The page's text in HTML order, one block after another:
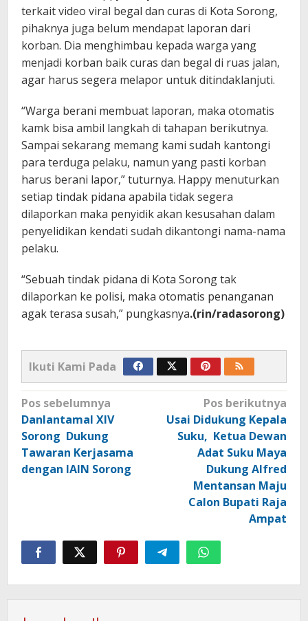
terkait video viral begal dan curas di Kota Sorong,
pihaknya juga belum mendapat laporan dari
korban. Dia menghimbau kepada warga yang
menjadi korban baik curas dan begal di ruas jalan,
agar harus segera melapor untuk ditindaklanjuti.
“Warga berani membuat laporan, maka otomatis
kamk bisa ambil langkah di tahapan berikutnya.
Sampai sekarang memang kami sudah kantongi
para terduga pelaku, namun yang pasti korban
harus berani lapor,” tuturnya. Happy menuturkan
setiap tindak pidana apabila tidak segera
dilaporkan maka penyidik akan kesusahan dalam
penyelidikan kendati sudah dikantongi nama-nama
pelaku.
“Sebuah tindak pidana di Kota Sorong tak
dilaporkan ke polisi, maka otomatis penanganan
agak terasa susah,” pungkasnya.(rin/radasorong)
Ikuti Kami Pada
Navigasi
pos
Pos sebelumnya
Danlantamal XIV
Sorong Dukung
Tawaran Kerjasama
dengan IAIN Sorong
Pos berikutnya
Usai Didukung Kepala
Suku, Ketua Dewan
Adat Suku Maya
Dukung Alfred
Mentansan Maju
Calon Bupati Raja
Ampat